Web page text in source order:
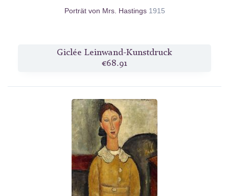
Porträt von Mrs. Hastings 1915
Giclée Leinwand-Kunstdruck
€68.91